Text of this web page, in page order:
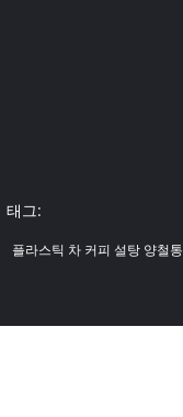
태그:
플라스틱 차 커피 설탕 양철통